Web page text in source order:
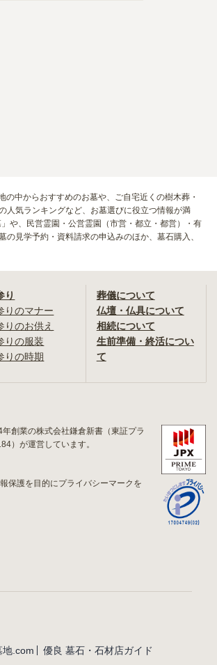
中からおすすめのお墓や、ご自宅近くの樹木葬・
人気ランキングなど、お墓選びに役立つ情報が満
や、民営霊園・公営霊園（市営・都立・都営）・有
見学予約・資料請求の申込みのほか、墓石購入、
り
りのマナー
りのお供え
りの服装
りの時期
葬儀について
仏壇・仏具について
相続について
生前準備・終活につい
て
年創業の株式会社鎌倉新書（東証プラ
）が運営しています。
保護を目的にプライバシーマークを
地.com 優良 墓石・石材店ガイド